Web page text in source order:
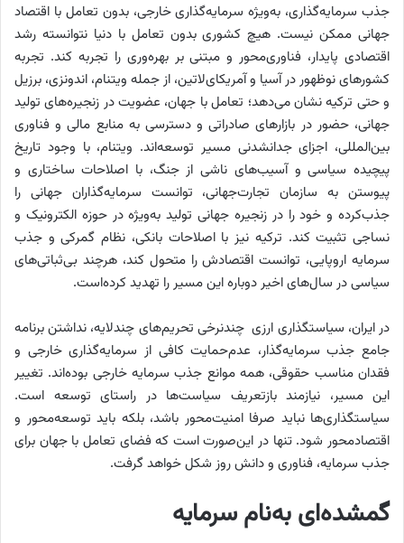
جذب سرمایه‌گذاری، به‌ویژه سرمایه‌گذاری خارجی، بدون تعامل با اقتصاد
جهانی ممکن نیست. هیچ کشوری بدون تعامل با دنیا نتوانسته رشد
اقتصادی پایدار، فناوری‌‌‌‌‌محور و مبتنی بر بهره‌‌‌‌‌وری را تجربه کند. تجربه
کشورهای نوظهور در آسیا و آمریکای‌لاتین، از جمله ویتنام، اندونزی، برزیل
و حتی ترکیه نشان می‌دهد؛ تعامل با جهان، عضویت در زنجیره‌های تولید
جهانی، حضور در بازارهای صادراتی و دسترسی به منابع مالی و فناوری
بین‌المللی، اجزای جدانشدنی مسیر توسعه‌‌‌‌‌اند. ویتنام، با وجود تاریخ
پیچیده سیاسی و آسیب‌های ناشی از جنگ، با اصلاحات ساختاری و
پیوستن به سازمان تجارت‌جهانی، توانست سرمایه‌گذاران جهانی را
جذب‌کرده و خود را در زنجیره جهانی تولید به‌ویژه در حوزه الکترونیک و
نساجی تثبیت کند. ترکیه نیز با اصلاحات بانکی، نظام گمرکی و جذب
سرمایه اروپایی، توانست اقتصادش را متحول کند، هرچند بی‌‌‌‌‌ثباتی‌‌‌‌‌های
سیاسی در سال‌های اخیر دوباره این مسیر را تهدید کرده‌است.
در ایران، سیاستگذاری ارزی چندنرخی تحریم‌های چندلایه، نداشتن برنامه
جامع جذب سرمایه‌گذار، عدم‌حمایت کافی از سرمایه‌گذاری خارجی و
فقدان مناسب حقوقی، همه موانع جذب سرمایه خارجی بوده‌اند. تغییر
این مسیر، نیازمند بازتعریف سیاست‌ها در راستای توسعه است.
سیاستگذاری‌ها نباید صرفا امنیت‌‌‌‌‌محور باشد، بلکه باید توسعه‌‌‌‌‌محور و
اقتصادمحور شود. تنها در این‌صورت است که فضای تعامل با جهان برای
جذب سرمایه، فناوری و دانش روز شکل خواهد گرفت.
گمشده‌ای به‌نام سرمایه